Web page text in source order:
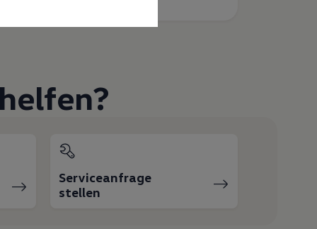
Serviceanfrage
stellen